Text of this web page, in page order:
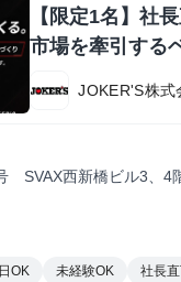
【限定1名】社
市場を牽引する
JOKER'S株式
SVAX西新橋ビル3、4
OK 未経験OK 社長